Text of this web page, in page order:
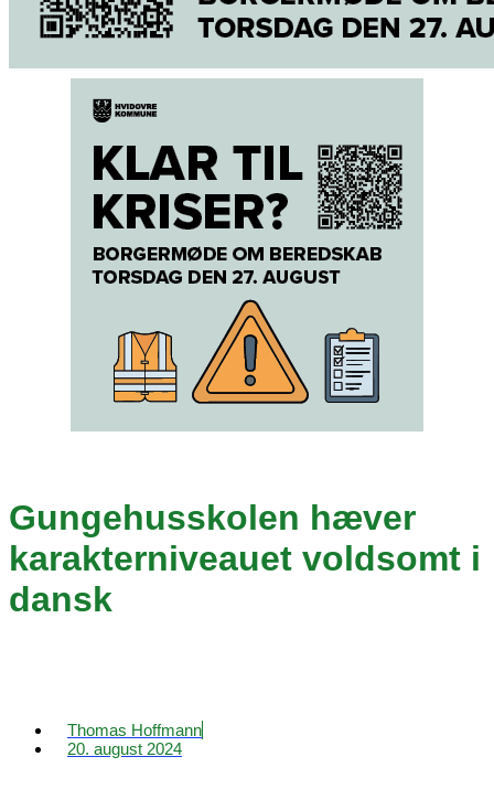
Gungehusskolen hæver
karakterniveauet voldsomt i
dansk
Thomas Hoffmann
20. august 2024